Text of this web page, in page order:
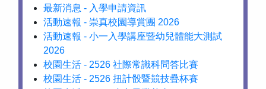
最新消息 - 入學申請資訊
活動速報 - 崇真校園導賞團 2026
活動速報 - 小一入學講座暨幼兒體能大測試
2026
校園生活 - 2526 社際常識科問答比賽
校園生活 - 2526 扭計骰暨競技疊杯賽